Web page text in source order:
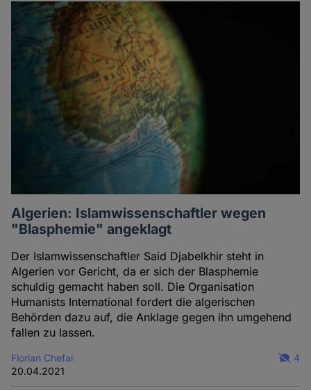
Algerien: Islamwissenschaftler wegen
"Blasphemie" angeklagt
Der Islamwissenschaftler Said Djabelkhir steht in
Algerien vor Gericht, da er sich der Blasphemie
schuldig gemacht haben soll. Die Organisation
Humanists International fordert die algerischen
Behörden dazu auf, die Anklage gegen ihn umgehend
fallen zu lassen.
Florian Chefai
20.04.2021
4